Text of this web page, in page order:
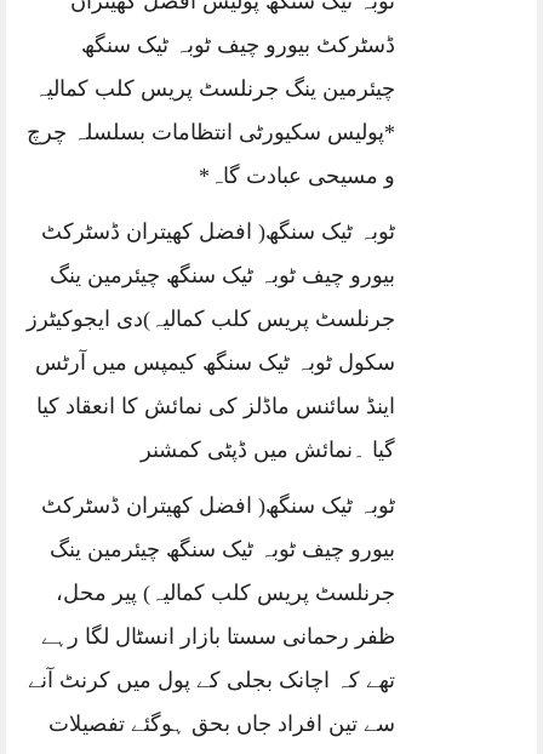
ڈسٹرکٹ بیورو چیف ٹوبہ ٹیک سنگھ
چیئرمین ینگ جرنلسٹ پریس کلب کمالیہ
*پولیس سکیورٹی انتظامات بسلسلہ چرچ
و مسیحی عبادت گاہ*
ٹوبہ ٹیک سنگھ( افضل کھیتران ڈسٹرکٹ
بیورو چیف ٹوبہ ٹیک سنگھ چیئرمین ینگ
جرنلسٹ پریس کلب کمالیہ)دی ایجوکیٹرز
سکول ٹوبہ ٹیک سنگھ کیمپس میں آرٹس
اینڈ سائنس ماڈلز کی نمائش کا انعقاد کیا
گیا ۔نمائش میں ڈپٹی کمشنر
ٹوبہ ٹیک سنگھ( افضل کھیتران ڈسٹرکٹ
بیورو چیف ٹوبہ ٹیک سنگھ چیئرمین ینگ
جرنلسٹ پریس کلب کمالیہ) پیر محل،
ظفر رحمانی سستا بازار انسٹال لگا رہے
تھے کہ اچانک بجلی کے پول میں کرنٹ آنے
سے تین افراد جاں بحق ہوگئے تفصیلات